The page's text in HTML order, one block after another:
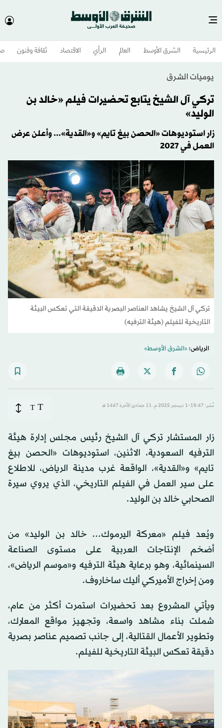
الرئيسية الشرق الأوسط​ العالم الرأي الاقتصاد ثقافة وفنون
يوميات الشرق
تركي آل الشيخ يتابع تحضيرات فيلم «خالد بن
الوليد»
زار استوديوهات «الحصن بيغ تايم» و«القدية»... وأعلن عرض
العمل في 2027
تركي آل الشيخ يشاهد العناصر البصرية الدقيقة التي تعكس البيئة
التاريخية للفيلم (هيئة الترفيه)
الرياض:«الشرق الأوسط»
نُشر: 19:47-1 ديسمبر 2025 م ـ 11 جمادى الآخرة 1447 هـ T
T
زار المستشار تركي آل الشيخ رئيس مجلس إدارة هيئة
الترفيه السعودية، الاثنين، استوديوهات «الحصن بيغ
تايم» و«القدية»، الواقعة غرب مدينة الرياض، للاطلاع
على سير العمل في الفيلم التاريخي، الذي يروي سيرة
الصحابي خالد بن الوليد.
ويُعد فيلم «معركة اليرموك... خالد بن الوليد» من
أضخم الإنتاجات العربية على مستوى الصناعة
السينمائية، وهو برعاية هيئة الترفيه و«موسم الرياض»،
ومن إخراج الأميركي أليك ساخاروف.
ويأتي المشروع بعد تحضيرات استمرت أكثر من عام،
شملت بناء مشاهد واسعة، وتجهيز مواقع المعارك،
وتطوير الأعمال القتالية، إلى جانب تصميم عناصر بصرية
دقيقة تعكس البيئة التاريخية للفيلم.